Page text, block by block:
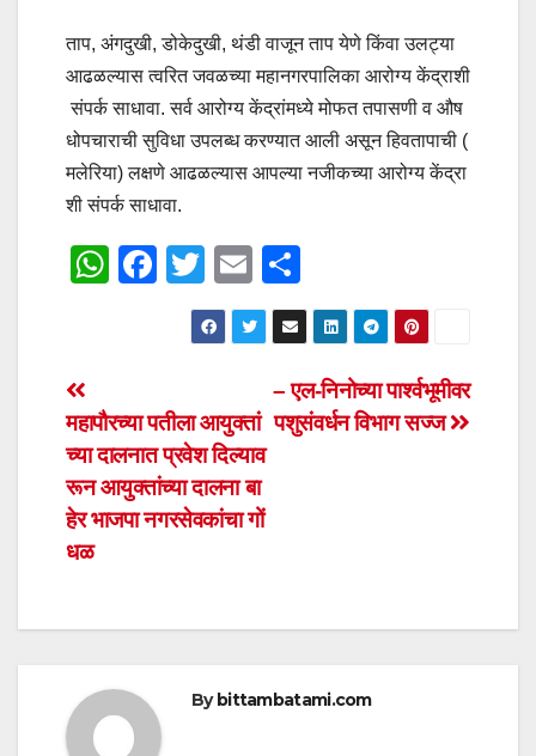
ताप, अंगदुखी, डोकेदुखी, थंडी वाजून ताप येणे किंवा उलट्या
आढळल्यास त्वरित जवळच्या महानगरपालिका आरोग्य केंद्राशी
संपर्क साधावा. सर्व आरोग्य केंद्रांमध्ये मोफत तपासणी व औष
धोपचाराची सुविधा उपलब्ध करण्यात आली असून हिवतापाची (
मलेरिया) लक्षणे आढळल्यास आपल्या नजीकच्या आरोग्य केंद्रा
शी संपर्क साधावा.
W
A
p
p
F
b
o
o
k
T
wi
tt
E
m
ail
h
ar
e
Post
navigation
– एल-निनोच्या पार्श्वभूमीवर
पशुसंवर्धन विभाग सज्ज
महापौरच्या पतीला आयुक्तां
च्या दालनात प्रवेश दिल्याव
रून आयुक्तांच्या दालना बा
हेर भाजपा नगरसेवकांचा गों
धळ
By bittambatami.com